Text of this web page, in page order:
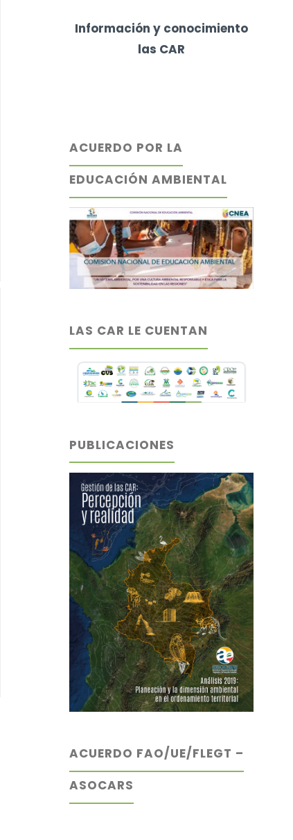
Información y conocimiento
las CAR
ACUERDO POR LA
EDUCACIÓN AMBIENTAL
LAS CAR LE CUENTAN
PUBLICACIONES
ACUERDO FAO/UE/FLEGT –
ASOCARS